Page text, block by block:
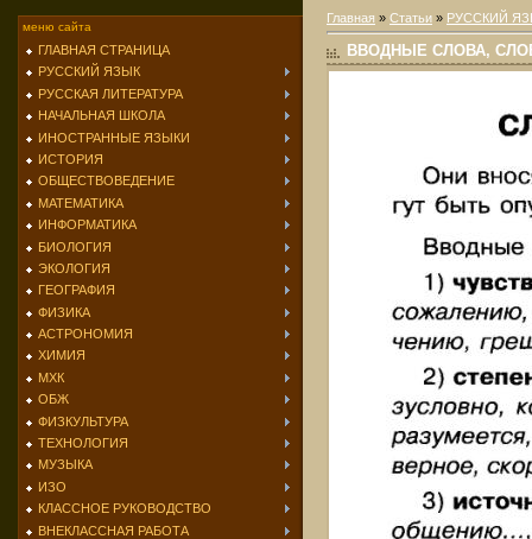
меню сайта
ГЛАВНАЯ СТРАНИЦА
РУССКИЙ ЯЗЫК
РУССКАЯ ЛИТЕРАТУРА
НАЧАЛЬНАЯ ШКОЛА
ИНОСТРАННЫЕ ЯЗЫКИ
ИСТОРИЯ
ОБЩЕСТВОВЕДЕНИЕ
МАТЕМАТИКА
ИНФОРМАТИКА
БИОЛОГИЯ
ЭКОЛОГИЯ
ГЕОГРАФИЯ
ФИЗИКА
АСТРОНОМИЯ
ХИМИЯ
МХК
ОБЖ
ФИЗКУЛЬТУРА
ТЕХНОЛОГИЯ
МУЗЫКА
ИЗО
КЛАССНОЕ РУКОВОДСТВО
ВНЕКЛАССНАЯ РАБОТА
Главная » Статьи » РУССКИЙ
ВВОДНЫЕ СЛОВА,